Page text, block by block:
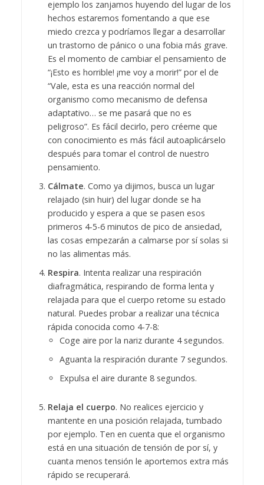
ejemplo los zanjamos huyendo del lugar de los
hechos estaremos fomentando a que ese
miedo crezca y podríamos llegar a desarrollar
un trastorno de pánico o una fobia más grave.
Es el momento de cambiar el pensamiento de
“¡Esto es horrible! ¡me voy a morir!” por el de
“Vale, esta es una reacción normal del
organismo como mecanismo de defensa
adaptativo… se me pasará que no es
peligroso”. Es fácil decirlo, pero créeme que
con conocimiento es más fácil autoaplicárselo
después para tomar el control de nuestro
pensamiento.
Cálmate. Como ya dijimos, busca un lugar
relajado (sin huir) del lugar donde se ha
producido y espera a que se pasen esos
primeros 4-5-6 minutos de pico de ansiedad,
las cosas empezarán a calmarse por sí solas si
no las alimentas más.
Respira. Intenta realizar una respiración
diafragmática, respirando de forma lenta y
relajada para que el cuerpo retome su estado
natural. Puedes probar a realizar una técnica
rápida conocida como 4-7-8:
Coge aire por la nariz durante 4 segundos.
Aguanta la respiración durante 7 segundos.
Expulsa el aire durante 8 segundos.
Relaja el cuerpo. No realices ejercicio y
mantente en una posición relajada, tumbado
por ejemplo. Ten en cuenta que el organismo
está en una situación de tensión de por sí, y
cuanta menos tensión le aportemos extra más
rápido se recuperará.